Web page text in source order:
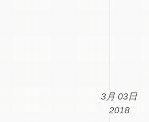
3月 03日
2018